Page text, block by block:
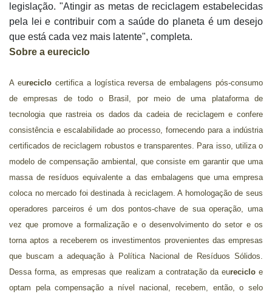
legislação. "Atingir as metas de reciclagem estabelecidas
pela lei e contribuir com a saúde do planeta é um desejo
que está cada vez mais latente", completa.
Sobre a eureciclo
A eureciclocertifica a logística reversa de embalagens pós-consumo
de empresas de todo o Brasil, por meio de uma plataforma de
tecnologia que rastreia os dados da cadeia de reciclagem e confere
consistência e escalabilidade ao processo, fornecendo para a indústria
certificados de reciclagem robustos e transparentes. Para isso, utiliza o
modelo de compensação ambiental, que consiste em garantir que uma
massa de resíduos equivalente a das embalagens que uma empresa
coloca no mercado foi destinada à reciclagem. A homologação de seus
operadores parceiros é um dos pontos-chave de sua operação, uma
vez que promove a formalização e o desenvolvimento do setor e os
torna aptos a receberem os investimentos provenientes das empresas
que buscam a adequação à Política Nacional de Resíduos Sólidos.
Dessa forma, as empresas que realizam a contratação da eurecicloe
optam pela compensação a nível nacional, recebem, então, o selo